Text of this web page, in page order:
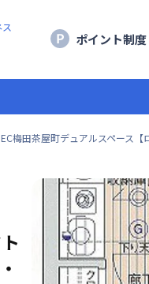
ポイント制度
EC梅田茶屋町デュアルスペース